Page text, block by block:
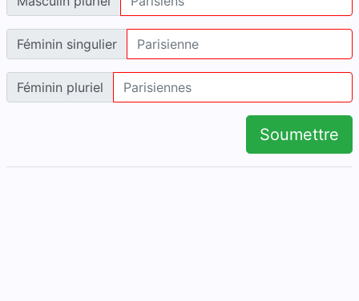
Féminin singulier
Féminin pluriel
Soumettre